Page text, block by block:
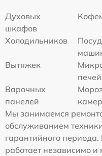
Духовых
шкафов
Холодильников
Вытяжек
печей
Варочных
панелей
камер
Мы занимаемся
обслуживанием
гарантийного
работает независимо